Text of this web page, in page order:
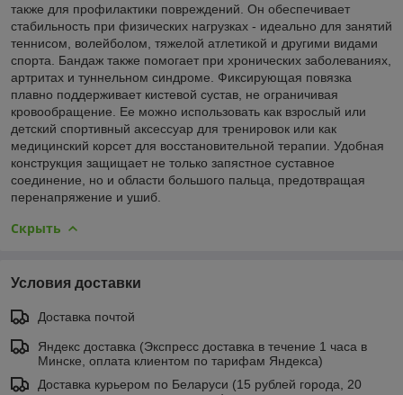
также для профилактики повреждений. Он обеспечивает
стабильность при физических нагрузках - идеально для занятий
теннисом, волейболом, тяжелой атлетикой и другими видами
спорта. Бандаж также помогает при хронических заболеваниях,
артритах и туннельном синдроме. Фиксирующая повязка
плавно поддерживает кистевой сустав, не ограничивая
кровообращение. Ее можно использовать как взрослый или
детский спортивный аксессуар для тренировок или как
медицинский корсет для восстановительной терапии. Удобная
конструкция защищает не только запястное суставное
соединение, но и области большого пальца, предотвращая
перенапряжение и ушиб.
Скрыть
Условия доставки
Доставка почтой
Яндекс доставка (Экспресс доставка в течение 1 часа в
Минске, оплата клиентом по тарифам Яндекса)
Доставка курьером по Беларуси (15 рублей города, 20